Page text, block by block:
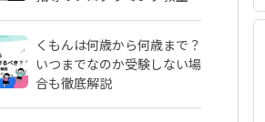
くもんは何歳から何歳まで？
いつまでなのか受験しない場
合も徹底解説